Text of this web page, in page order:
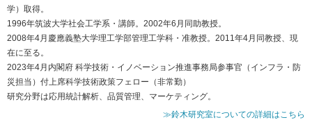
学）取得。
1996年筑波大学社会工学系・講師。2002年6月同助教授。
2008年4月慶應義塾大学理工学部管理工学科・准教授。2011年4月同教授、現
在に至る。
2023年4月内閣府 科学技術・イノベーション推進事務局参事官（インフラ・防
災担当）付上席科学技術政策フェロー（非常勤）
研究分野は応用統計解析、品質管理、マーケティング。
≫鈴木研究室についての詳細はこちら